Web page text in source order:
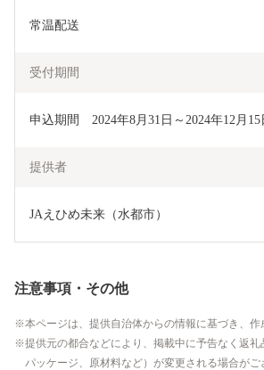
常温配送
受付期間
申込期間　2024年8月31日～2024年12月
提供者
JAえひめ未来（水都市）
注意事項・その他
本ページは、提供自治体からの情報に基づき、作
提供元の都合などにより、掲載中に予告なく返礼
パッケージ、原材料など）が変更される場合が